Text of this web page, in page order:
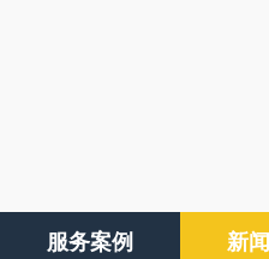
服务案例 新